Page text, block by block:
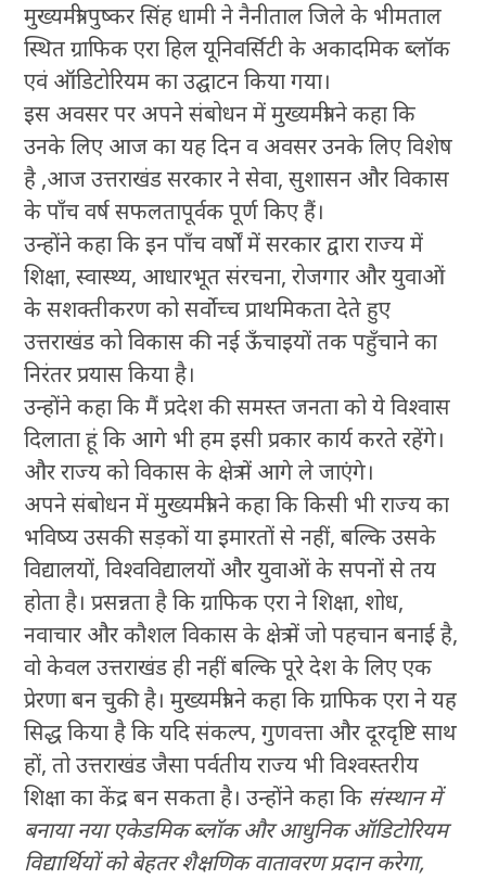
मुख्यमंत्री पुष्कर सिंह धामी ने नैनीताल जिले के भीमताल
स्थित ग्राफिक एरा हिल यूनिवर्सिटी के अकादमिक ब्लॉक
एवं ऑडिटोरियम का उद्घाटन किया गया।
इस अवसर पर अपने संबोधन में मुख्यमंत्री ने कहा कि
उनके लिए आज का यह दिन व अवसर उनके लिए विशेष
है ,आज उत्तराखंड सरकार ने सेवा, सुशासन और विकास
के पाँच वर्ष सफलतापूर्वक पूर्ण किए हैं।
उन्होंने कहा कि इन पाँच वर्षों में सरकार द्वारा राज्य में
शिक्षा, स्वास्थ्य, आधारभूत संरचना, रोजगार और युवाओं
के सशक्तीकरण को सर्वाेच्च प्राथमिकता देते हुए
उत्तराखंड को विकास की नई ऊँचाइयों तक पहुँचाने का
निरंतर प्रयास किया है।
उन्होंने कहा कि मैं प्रदेश की समस्त जनता को ये विश्वास
दिलाता हूं कि आगे भी हम इसी प्रकार कार्य करते रहेंगे।
और राज्य को विकास के क्षेत्र में आगे ले जाएंगे।
अपने संबोधन में मुख्यमंत्री ने कहा कि किसी भी राज्य का
भविष्य उसकी सड़कों या इमारतों से नहीं, बल्कि उसके
विद्यालयों, विश्वविद्यालयों और युवाओं के सपनों से तय
होता है। प्रसन्नता है कि ग्राफिक एरा ने शिक्षा, शोध,
नवाचार और कौशल विकास के क्षेत्र में जो पहचान बनाई है,
वो केवल उत्तराखंड ही नहीं बल्कि पूरे देश के लिए एक
प्रेरणा बन चुकी है। मुख्यमंत्री ने कहा कि ग्राफिक एरा ने यह
सिद्ध किया है कि यदि संकल्प, गुणवत्ता और दूरदृष्टि साथ
हों, तो उत्तराखंड जैसा पर्वतीय राज्य भी विश्वस्तरीय
शिक्षा का केंद्र बन सकता है। उन्होंने कहा कि संस्थान में
बनाया नया एकेडमिक ब्लॉक और आधुनिक ऑडिटोरियम
विद्यार्थियों को बेहतर शैक्षणिक वातावरण प्रदान करेगा,